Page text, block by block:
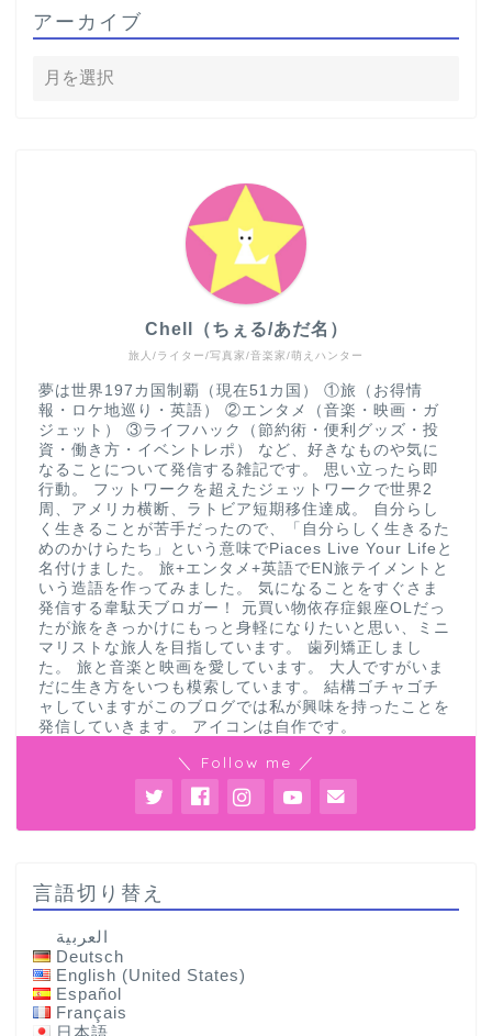
アーカイブ
旅人/ライター/写真家/音楽家/萌えハンター
Chell（ちぇる/あだ名）
夢は世界197カ国制覇（現在51カ国） ①旅（お得情
報・ロケ地巡り・英語） ②エンタメ（音楽・映画・ガ
ジェット） ③ライフハック（節約術・便利グッズ・投
資・働き方・イベントレポ） など、好きなものや気に
なることについて発信する雑記です。 思い立ったら即
行動。 フットワークを超えたジェットワークで世界2
周、アメリカ横断、ラトビア短期移住達成。 自分らし
く生きることが苦手だったので、「自分らしく生きるた
めのかけらたち」という意味でPiaces Live Your Lifeと
名付けました。 旅+エンタメ+英語でEN旅テイメントと
いう造語を作ってみました。 気になることをすぐさま
発信する韋駄天ブロガー！ 元買い物依存症銀座OLだっ
たが旅をきっかけにもっと身軽になりたいと思い、ミニ
マリストな旅人を目指しています。 歯列矯正しまし
た。 旅と音楽と映画を愛しています。 大人ですがいま
だに生き方をいつも模索しています。 結構ゴチャゴチ
ャしていますがこのブログでは私が興味を持ったことを
発信していきます。 アイコンは自作です。
＼ Follow me ／
言語切り替え
العربية
Deutsch
English (United States)
Español
Français
日本語